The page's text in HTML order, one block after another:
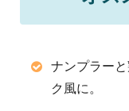
ナンプラー
ク風に。